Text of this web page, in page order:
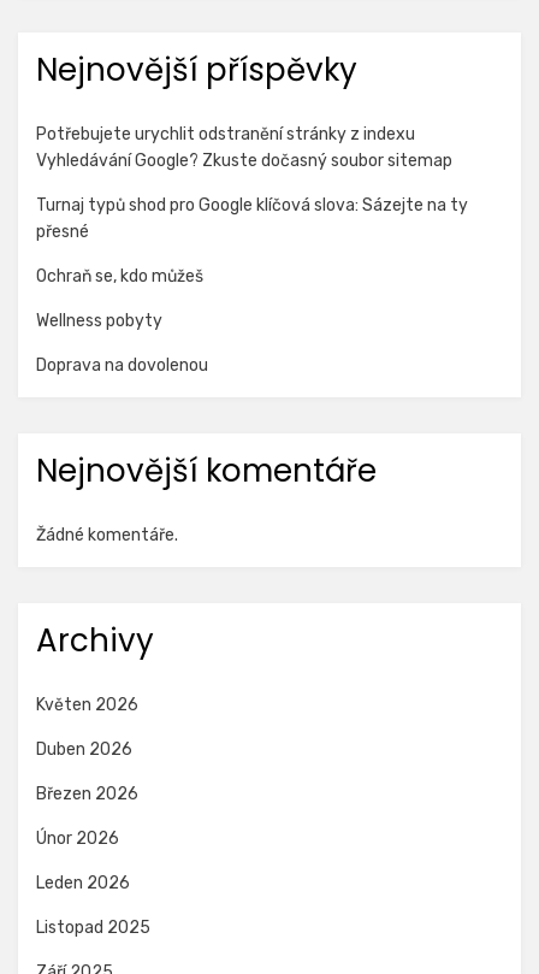
Nejnovější příspěvky
Potřebujete urychlit odstranění stránky z indexu
Vyhledávání Google? Zkuste dočasný soubor sitemap
Turnaj typů shod pro Google klíčová slova: Sázejte na ty
přesné
Ochraň se, kdo můžeš
Wellness pobyty
Doprava na dovolenou
Nejnovější komentáře
Žádné komentáře.
Archivy
Květen 2026
Duben 2026
Březen 2026
Únor 2026
Leden 2026
Listopad 2025